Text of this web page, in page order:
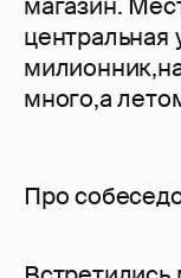
магазин.
центральная
много,а
Про